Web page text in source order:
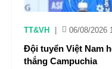
TT&VH 06/08/2026
Đội tuyển Việt Nam
thắng Campuchia